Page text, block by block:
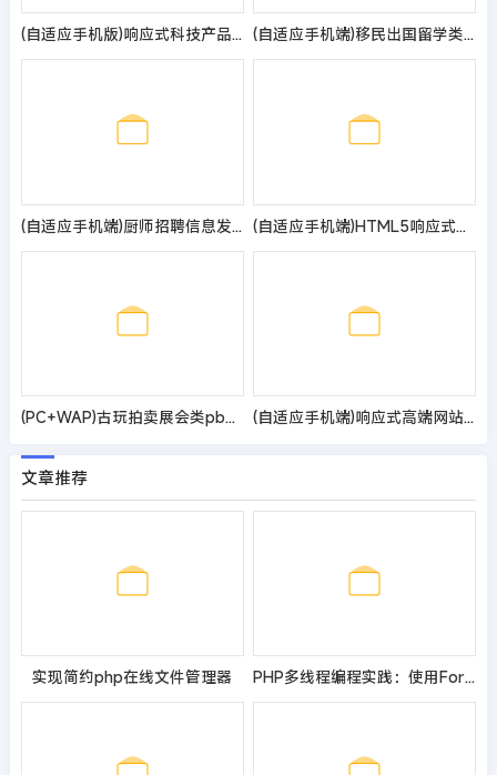
(自适应手机版)响应式科技产品传感器类网站pbootcms模板 html5蓝色智能电子产品网站源码 (自适应手机端)移民出国留学类网站pbootcms模板 教育培训机构网站源码
(自适应手机端)厨师招聘信息发布类网站模板 (自适应手机端)HTML5响应式pbootcms人力资源网站模板 管理咨询服务公司网站源码
(PC+WAP)古玩拍卖展会类pbootcms网站模板 古董典当类网站源码 (自适应手机端)响应式高端网站建设pbootcms网站模板 互联网营销类建站设计公司网站源码
文章推荐
实现简约php在线文件管理器 PHP多线程编程实践：使用Fork创建子进程进行任务分发